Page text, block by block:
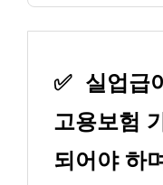
✅ 실업급
고용보험
되어야 하